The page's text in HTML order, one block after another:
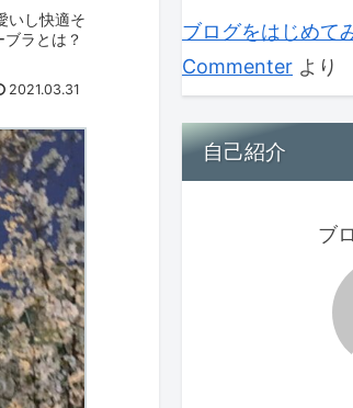
いし快適そ
ラとは？
2021.03.31
ブログをはじめて
Commenter より
自己紹介
ブ